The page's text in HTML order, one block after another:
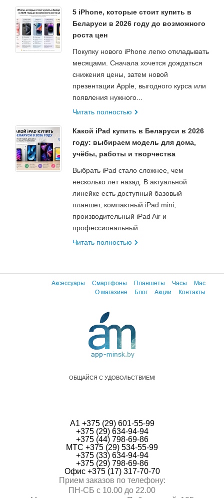
5 iPhone, которые стоит купить в
Беларуси в 2026 году до возможного
роста цен
Покупку нового iPhone легко откладывать
месяцами. Сначала хочется дождаться
снижения цены, затем новой
презентации Apple, выгодного курса или
появления нужного...
Читать полностью
Какой iPad купить в Беларуси в 2026
году: выбираем модель для дома,
учёбы, работы и творчества
Выбрать iPad стало сложнее, чем
несколько лет назад. В актуальной
линейке есть доступный базовый
планшет, компактный iPad mini,
производительный iPad Air и
профессиональный...
Читать полностью
Аксессуары Смартфоны Планшеты Часы
Mac
О магазине
Блог Акции Контакты
ОБЩАЙСЯ С УДОВОЛЬСТВИЕМ!
А1 +375 (29) 601-55-99
+375 (29) 634-94-94
+375 (44) 798-69-86
МТС +375 (29) 534-55-99
+375 (33) 634-94-94
+375 (29) 798-69-86
Офис +375 (17) 317-70-70
Прием заказов по телефону:
ПН-СБ с 10.00 до 22.00